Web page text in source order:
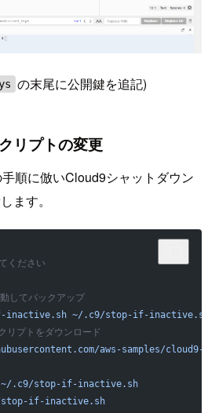
の末尾に公開鍵を追記)
リプトの変更
順に倣いCloud9シャットダウン
ます。
ください
してバックアップ
~/.c9/stop-if-inactive.sh-
リプトをダウンロード
aws-samples/
~/.c9/stop-if-inactive.sh
if-inactive.sh